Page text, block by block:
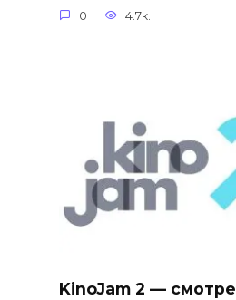
0 4.7к.
KinoJam 2 —